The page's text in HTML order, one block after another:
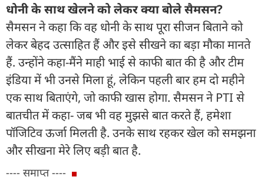
धोनी के साथ खेलने को लेकर क्या बोले सैमसन?
सैमसन ने कहा कि वह धोनी के साथ पूरा सीजन बिताने को
लेकर बेहद उत्साहित हैं और इसे सीखने का बड़ा मौका मानते
हैं. उन्होंने कहा-मैंने माही भाई से काफी बात की है और टीम
इंडिया में भी उनसे मिला हूं, लेकिन पहली बार हम दो महीने
एक साथ बिताएंगे, जो काफी खास होगा. सैमसन ने PTI से
बातचीत में कहा- जब भी वह मुझसे बात करते हैं, हमेशा
पॉजिटिव ऊर्जा मिलती है. उनके साथ रहकर खेल को समझना
और सीखना मेरे लिए बड़ी बात है.
---- समाप्त ----